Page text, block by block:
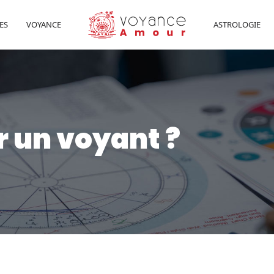
VOYANCE ASTROLOGIE
un voyant ?